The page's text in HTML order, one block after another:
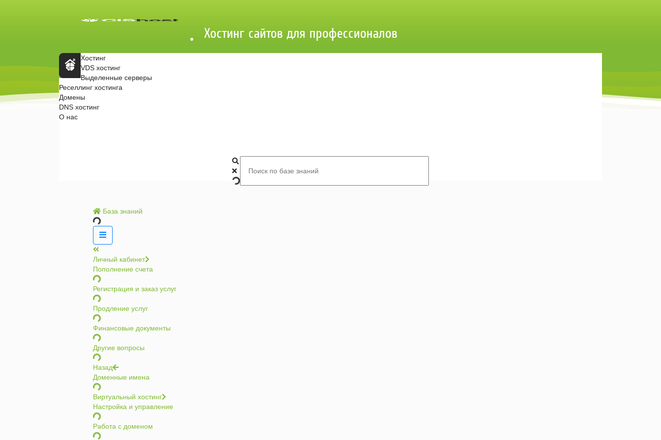
База знаний
Личный кабинет
Пополнение счета
Регистрация и заказ услуг
Продление услуг
Финансовые документы
Другие вопросы
Назад
Доменные имена
Виртуальный хостинг
Настройка и управление
Работа с доменом
Хостинг сайтов для профессионалов
ая
стран
ица
CISHo
st.ru
Хостинг
VDS хостинг
Выделенные серверы
Реселлинг хостинга
Домены
DNS хостинг
О нас